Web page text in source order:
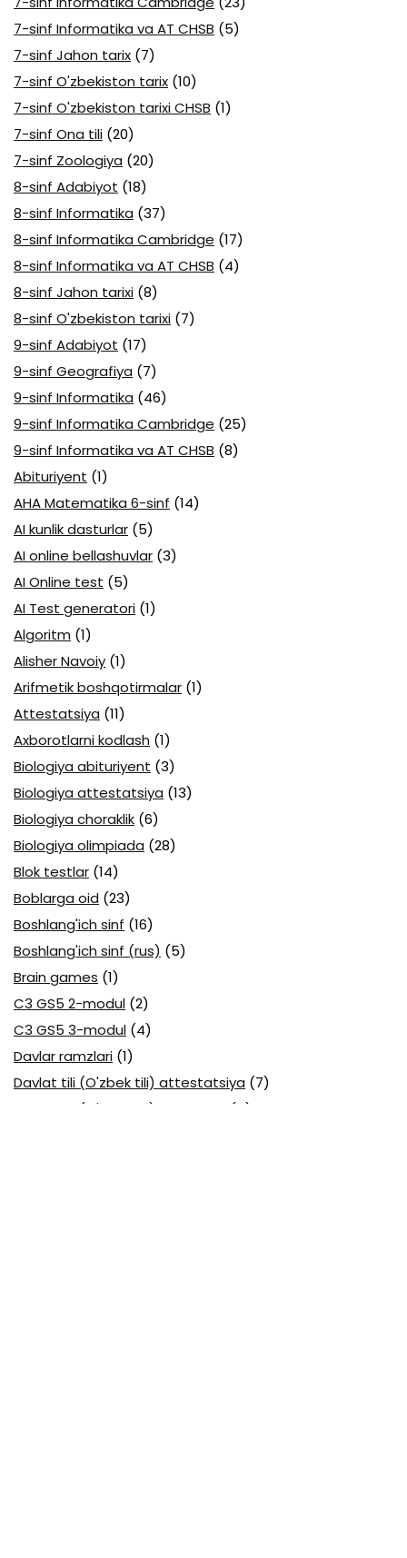
7-sinf Informatika va AT CHSB (5)
7-sinf Jahon tarix (7)
7-sinf O'zbekiston tarix (10)
7-sinf O'zbekiston tarixi CHSB (1)
7-sinf Ona tili (20)
7-sinf Zoologiya (20)
8-sinf Adabiyot (18)
8-sinf Informatika (37)
8-sinf Informatika Cambridge (17)
8-sinf Informatika va AT CHSB (4)
8-sinf Jahon tarixi (8)
8-sinf O'zbekiston tarixi (7)
9-sinf Adabiyot (17)
9-sinf Geografiya (7)
9-sinf Informatika (46)
9-sinf Informatika Cambridge (25)
9-sinf Informatika va AT CHSB (8)
Abituriyent (1)
AHA Matematika 6-sinf (14)
AI kunlik dasturlar (5)
AI online bellashuvlar (3)
AI Online test (5)
AI Test generatori (1)
Algoritm (1)
Alisher Navoiy (1)
Arifmetik boshqotirmalar (1)
Attestatsiya (11)
Axborotlarni kodlash (1)
Biologiya abituriyent (3)
Biologiya attestatsiya (13)
Biologiya choraklik (6)
Biologiya olimpiada (28)
Blok testlar (14)
Boblarga oid (23)
Boshlang'ich sinf (16)
Boshlang'ich sinf (rus) (5)
Brain games (1)
C3 GS5 2-modul (2)
C3 GS5 3-modul (4)
Davlar ramzlari (1)
Davlat tili (O'zbek tili) attestatsiya (7)
Davlat tili (O'zbek tili) olimpiada
(4)